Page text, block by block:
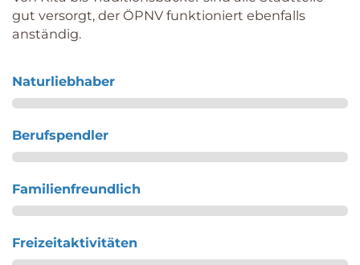
gut versorgt, der ÖPNV funktioniert ebenfalls
anständig.
Naturliebhaber
Berufspendler
Familienfreundlich
Freizeitaktivitäten